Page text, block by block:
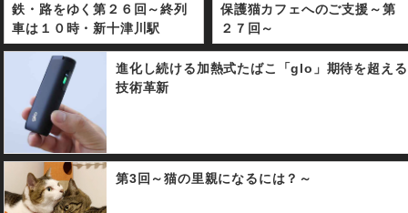
鉄・路をゆく第２６回～終列
車は１０時・新十津川駅
保護猫カフェへのご支援～第
２７回～
進化し続ける加熱式たばこ「glo」期待を超える
技術革新
第3回～猫の里親になるには？～